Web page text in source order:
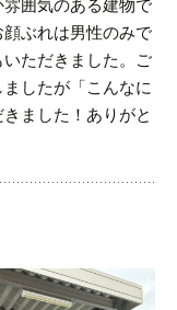
雰囲気のある建物で
顔ぶれは男性のみで
ただきました。ご
したが「こんなに
ました！ ありがと